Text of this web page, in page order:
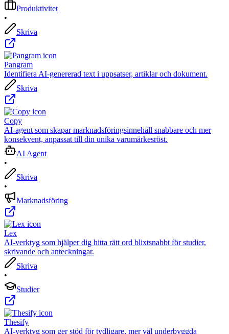
Produktivitet
•
Skriva
Pangram
Identifiera AI-genererad text i uppsatser, artiklar och dokument.
Skriva
Copy
AI-agent som skapar marknadsföringsinnehåll snabbare och mer
konsekvent, anpassat till din unika varumärkesröst.
AI Agent
•
Skriva
•
Marknadsföring
Lex
AI-verktyg som hjälper dig hitta rätt ord blixtsnabbt för studier,
skrivande och anteckningar.
Skriva
•
Studier
Thesify
AI-verktyg som ger stöd för tydligare, mer väl underbyggda